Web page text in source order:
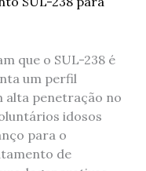
que o SUL-238 é
um perfil
alta penetração no
idosos
para o
de